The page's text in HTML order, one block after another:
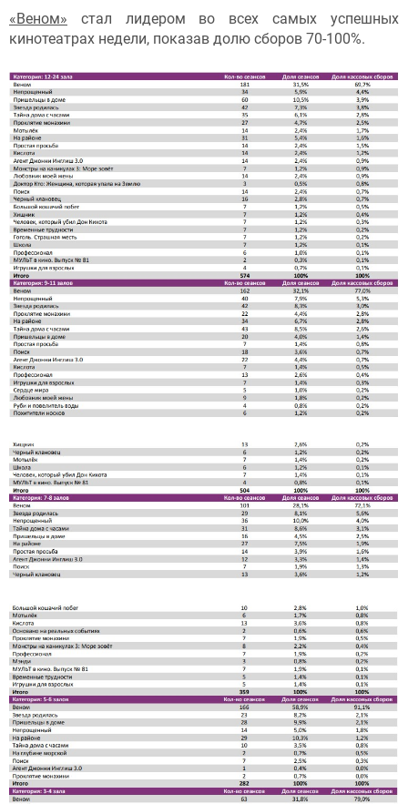
«Веном» стал лидером во всех самых успешных
кинотеатрах недели, показав долю сборов 70-100%.